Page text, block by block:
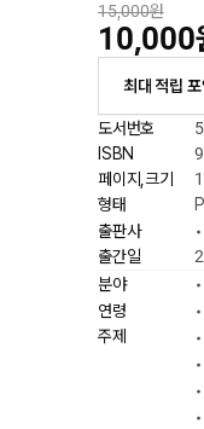
15,000원
10,000
최대 적립
도서번호
ISBN
페이지,크기
형태
출판사
•
출간일
분야
•
연령
•
주제
•
•
•
•